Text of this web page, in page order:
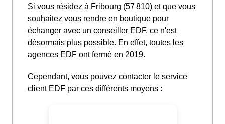
Si vous résidez à Fribourg (57 810) et que vous
souhaitez vous rendre en boutique pour
échanger avec un conseiller EDF, ce n'est
désormais plus possible. En effet, toutes les
agences EDF ont fermé en 2019.
Cependant, vous pouvez contacter le service
client EDF par ces différents moyens :